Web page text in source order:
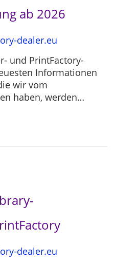
v
g
t
i
o
n
n
e
t
ab 2026
dealer.eu
und PrintFactory-
Informationen
wir vom
haben, werden…
dealer.eu